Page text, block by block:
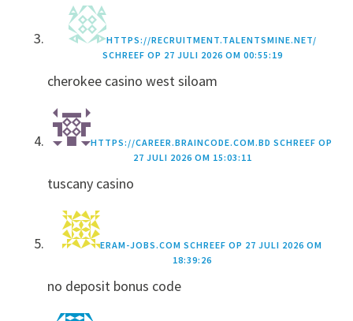
HTTPS://RECRUITMENT.TALENTSMINE.NET/
SCHREEF OP 27 JULI 2026 OM 00:55:19
cherokee casino west siloam
HTTPS://CAREER.BRAINCODE.COM.BD SCHREEF OP
27 JULI 2026 OM 15:03:11
tuscany casino
ERAM-JOBS.COM SCHREEF OP 27 JULI 2026 OM
18:39:26
no deposit bonus code